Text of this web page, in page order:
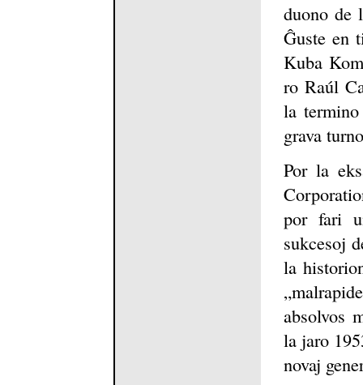
duono de
Ĝuste en
Kuba
ro Raúl
la
grava
Por la
por fari
sukcesoj
la
absolvos
la jaro
novaj